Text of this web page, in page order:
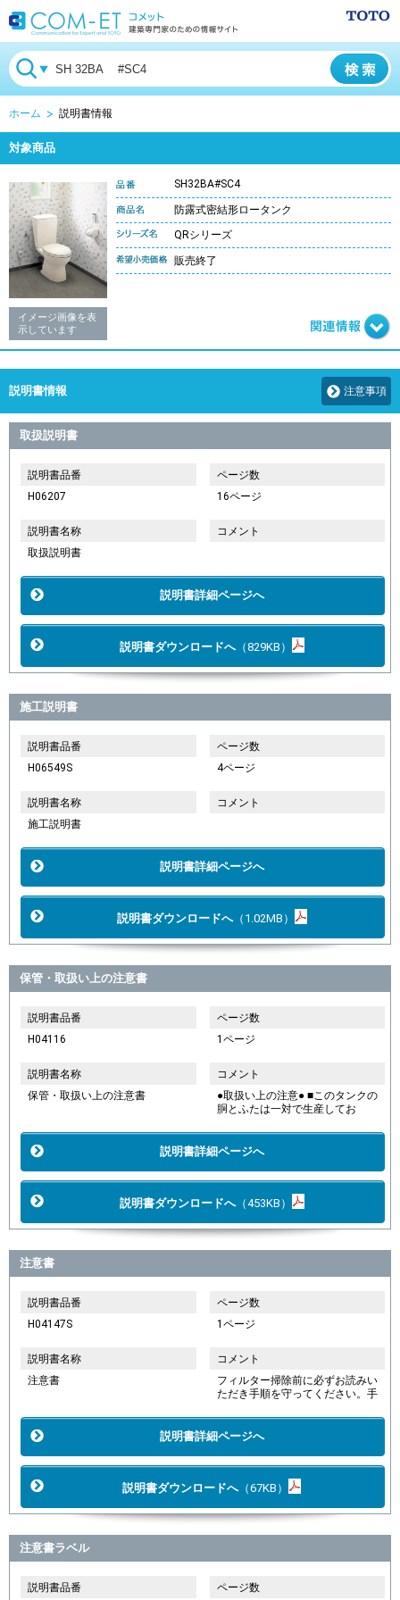
ホーム 説明書情報
対象商品
イメージ画像を表
示しています
SH32BA#SC4
防露式密結形ロータンク
QRシリーズ
販売終了
説明書情報 注意事項
取扱説明書
説明書品番
H06207
ページ数
16ページ
説明書名称
取扱説明書
コメント
説明書詳細ページへ
説明書ダウンロードへ（829KB）
施工説明書
説明書品番
H06549S
ページ数
4ページ
説明書名称
施工説明書
コメント
説明書詳細ページへ
説明書ダウンロードへ（1.02MB）
保管・取扱い上の注意書
説明書品番
H04116
ページ数
1ページ
説明書名称
保管・取扱い上の注意書
コメント
●取扱い上の注意● ■このタンクの
胴とふたは一対で生産してお
説明書詳細ページへ
説明書ダウンロードへ（453KB）
注意書
説明書品番
H04147S
ページ数
1ページ
説明書名称
注意書
コメント
フィルター掃除前に必ずお読みい
ただき手順を守ってください。手
説明書詳細ページへ
説明書ダウンロードへ（67KB）
注意書ラベル
説明書品番 ページ数